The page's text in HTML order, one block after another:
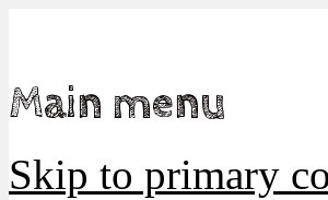
Main menu
Skip to primary